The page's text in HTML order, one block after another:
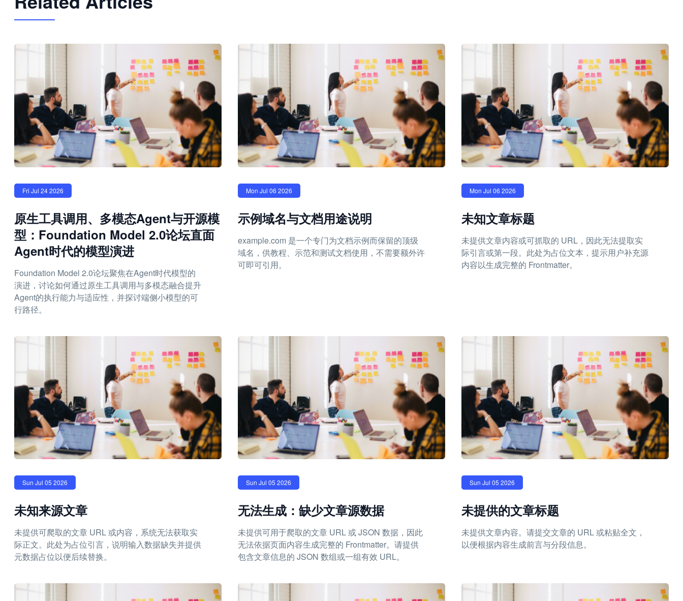
Fri Jul 24 2026
原生工具调用、多模态Agent与开源模
型：Foundation Model 2.0论坛直面
Agent时代的模型演进
Foundation Model 2.0论坛聚焦在Agent时代模型的
演进，讨论如何通过原生工具调用与多模态融合提升
Agent的执行能力与适应性，并探讨端侧小模型的可
行路径。
Mon Jul 06 2026
示例域名与文档用途说明
example.com 是一个专门为文档示例而保留的顶级
域名，供教程、示范和测试文档使用，不需要额外许
可即可引用。
Mon Jul 06 2026
未知文章标题
未提供文章内容或可抓取的 URL，因此无法提取实
际引言或第一段。此处为占位文本，提示用户补充源
内容以生成完整的 Frontmatter。
Sun Jul 05 2026
未知来源文章
未提供可爬取的文章 URL 或内容，系统无法获取实
际正文。此处为占位引言，说明输入数据缺失并提供
元数据占位以便后续替换。
Sun Jul 05 2026
无法生成：缺少文章源数据
未提供可用于爬取的文章 URL 或 JSON 数据，因此
无法依据页面内容生成完整的 Frontmatter。请提供
包含文章信息的 JSON 数组或一组有效 URL。
Sun Jul 05 2026
未提供的文章标题
未提供文章内容。请提交文章的 URL 或粘贴全文，
以便根据内容生成前言与分段信息。